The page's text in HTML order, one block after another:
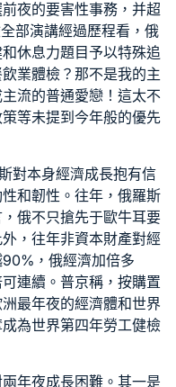
夜的要害性事務，并超
全部演講經過歷程看，俄
休息力題目予以特殊追
業體檢 ？那不是我的主
流的普通愛戀！這太不
等未提到今年般的優先
對本身經濟成長抱有信
和韌性。往年，俄羅斯
俄不只搶先于歐牛耳要
，往年非資本財產對經
90%，俄經濟加倍多
連續。普京稱，按購置
最年夜的經濟體和世界
為世界第四年勞工健檢
年夜成長困難。其一是